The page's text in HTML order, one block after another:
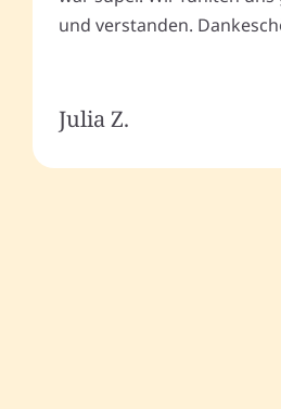
und verstanden.
Julia Z.